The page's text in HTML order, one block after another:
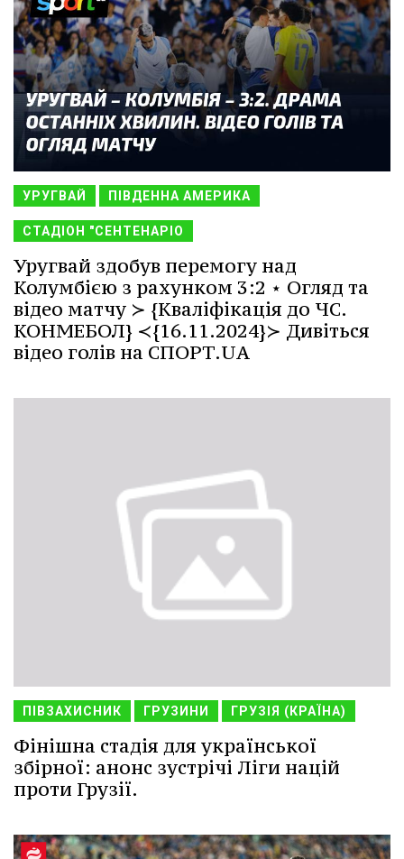
УРУГВАЙ ПІВДЕННА АМЕРИКА
СТАДІОН "СЕНТЕНАРІО
Уругвай здобув перемогу над
Колумбією з рахунком 3:2 ⋆ Огляд та
відео матчу ≻ {Кваліфікація до ЧС.
КОНМЕБОЛ} ≺{16.11.2024}≻ Дивіться
відео голів на СПОРТ.UA
ПІВЗАХИСНИК ГРУЗИНИ ГРУЗІЯ (КРАЇНА)
Фінішна стадія для української
збірної: анонс зустрічі Ліги націй
проти Грузії.